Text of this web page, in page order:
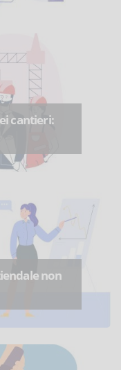
cantieri:
non